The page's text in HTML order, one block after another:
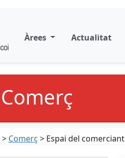
Àrees Actualitat
Comerç
> Comerç > Espai del comerciant